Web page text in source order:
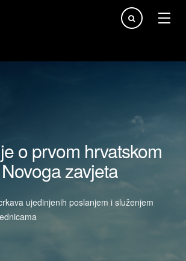
o prvom hrvatskom
zavjeta
ujedinjenih poslanjem i služenjem